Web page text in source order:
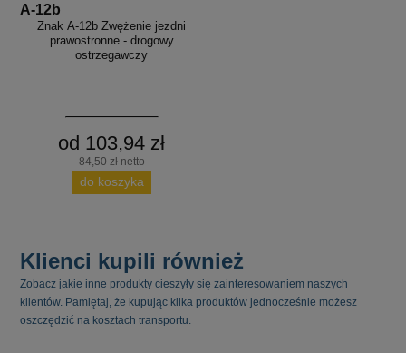
A-12b
Znak A-12b Zwężenie jezdni
prawostronne - drogowy
ostrzegawczy
od 103,94 zł
84,50 zł netto
do koszyka
Klienci kupili również
Zobacz jakie inne produkty cieszyły się zainteresowaniem naszych
klientów. Pamiętaj, że kupując kilka produktów jednocześnie możesz
oszczędzić na kosztach transportu.